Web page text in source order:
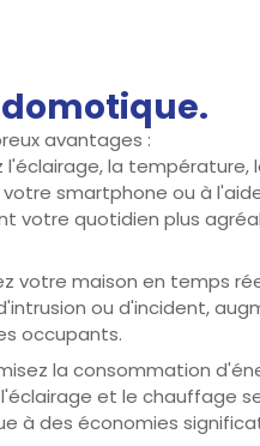
avantages :
la température,
smartphone ou à
votre quotidien plus
votre maison en temps
ou d'incident,
occupants.
la consommation
et le chauffage
à des économies